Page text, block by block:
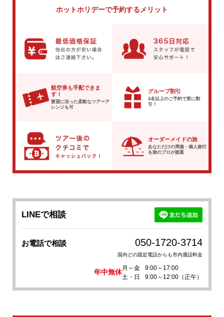
ホットホリデーで予約するメリット
航空券も手配できま
す！
要望に沿った柔軟なツアーア
レンジも可
グループ割引
4名以上のご予約で更に割
引！
オーダーメイドの旅
あなただけの周遊・個人旅行
を旅のプロが提案
LINEで相談
お電話で相談 050-1720-3714
国内どの固定電話からも市内通話料金
年中無休
月～金
9:00～17:00
土・日
9:00～12:00（正午）